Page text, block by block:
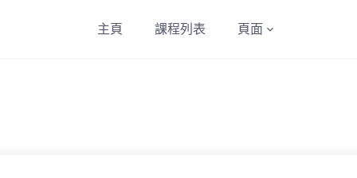
主頁 課程列表 頁面